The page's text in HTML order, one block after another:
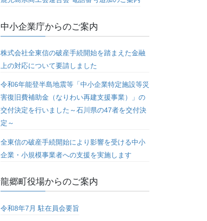
中小企業庁からのご案内
株式会社全東信の破産手続開始を踏まえた金融
上の対応について要請しました
令和6年能登半島地震等「中小企業特定施設等災
害復旧費補助金（なりわい再建支援事業）」の
交付決定を行いました～石川県の47者を交付決
定～
全東信の破産手続開始により影響を受ける中小
企業・小規模事業者への支援を実施します
龍郷町役場からのご案内
令和8年7月 駐在員会要旨